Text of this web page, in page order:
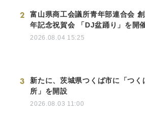
2
富山県商工会議所青年部連合会
年記念祝賀会 「DJ盆踊り」を開
2026.08.04 15:25
3
新たに、茨城県つくば市に「つく
所」を開設
2026.08.03 11:00